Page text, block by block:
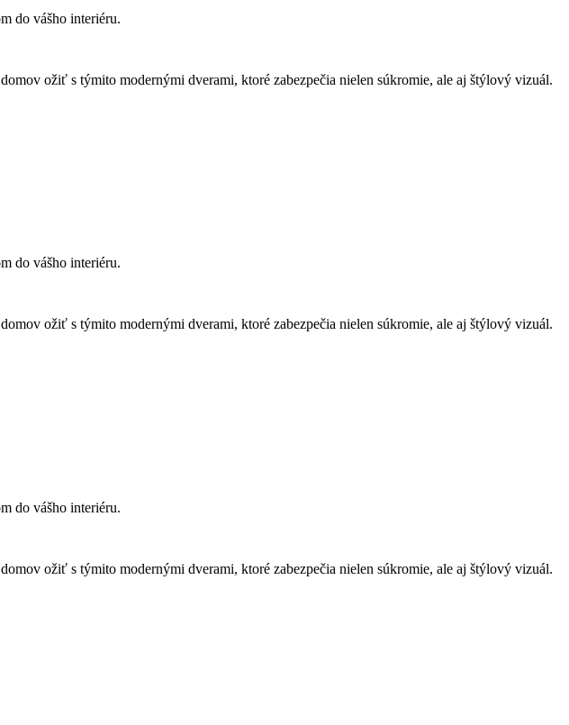
do vášho interiéru.
ožiť s týmito modernými dverami, ktoré zabezpečia nielen súkromie, ale aj štýlový vizuál.
do vášho interiéru.
ožiť s týmito modernými dverami, ktoré zabezpečia nielen súkromie, ale aj štýlový vizuál.
do vášho interiéru.
ožiť s týmito modernými dverami, ktoré zabezpečia nielen súkromie, ale aj štýlový vizuál.